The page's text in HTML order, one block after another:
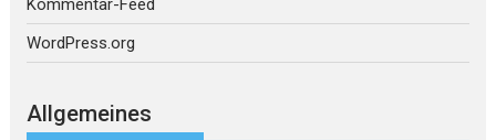
Kommentar-Feed
WordPress.org
Allgemeines